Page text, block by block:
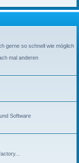
gerne so schnell wie möglich
mal anderen
Software